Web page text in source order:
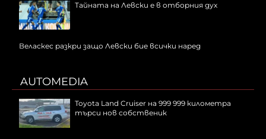
Тайната на Левски е в отборния дух
Веласкес разкри защо Левски бие всички наред
AUTOMEDIA
Toyota Land Cruiser на 999 999 километра
търси нов собственик